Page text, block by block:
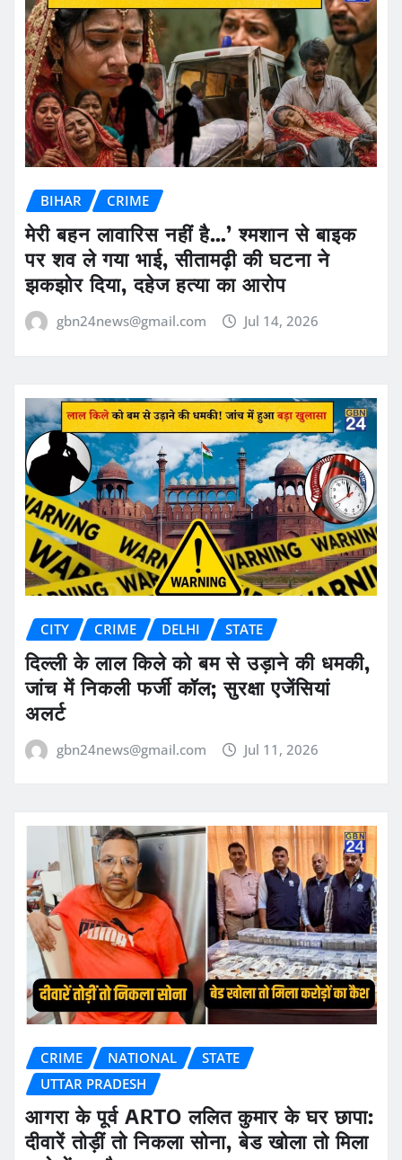
BIHAR CRIME
मेरी बहन लावारिस नहीं है…’ श्मशान से बाइक
पर शव ले गया भाई, सीतामढ़ी की घटना ने
झकझोर दिया, दहेज हत्या का आरोप
gbn24news@gmail.com Jul 14, 2026
CITY CRIME DELHI STATE
दिल्ली के लाल किले को बम से उड़ाने की धमकी,
जांच में निकली फर्जी कॉल; सुरक्षा एजेंसियां
अलर्ट
gbn24news@gmail.com Jul 11, 2026
CRIME NATIONAL
STATE
UTTAR PRADESH
आगरा के पूर्व ARTO ललित कुमार के घर छापा:
दीवारें तोड़ीं तो निकला सोना, बेड खोला तो मिला